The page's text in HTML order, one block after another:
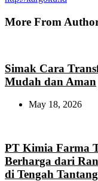
More From
Simak Cara
Mudah dan Aman
May 18, 2026
PT Kimia Farma
Berharga dari
di Tengah